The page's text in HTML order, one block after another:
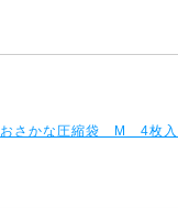
おさかな圧縮袋 M 4枚入